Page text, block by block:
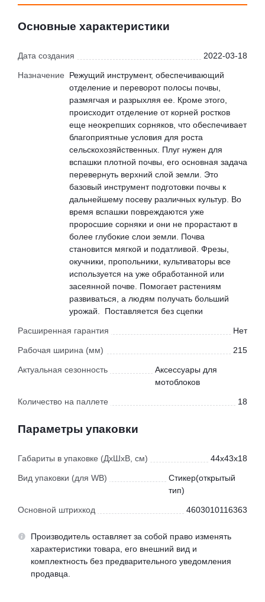
Основные характеристики
Дата создания 2022-03-18
Назначение
Режущий инструмент, обеспечивающий
отделение и переворот полосы почвы,
размягчая и разрыхляя ее. Кроме этого,
происходит отделение от корней ростков
еще неокрепших сорняков, что обеспечивает
благоприятные условия для роста
сельскохозяйственных. Плуг нужен для
вспашки плотной почвы, его основная задача
перевернуть верхний слой земли. Это
базовый инструмент подготовки почвы к
дальнейшему посеву различных культур. Во
время вспашки повреждаются уже
проросшие сорняки и они не прорастают в
более глубокие слои земли. Почва
становится мягкой и податливой. Фрезы,
окучники, пропольники, культиваторы все
используется на уже обработанной или
засеянной почве. Помогает растениям
развиваться, а людям получать больший
урожай. Поставляется без сцепки
Расширенная гарантия Нет
Рабочая ширина (мм) 215
Актуальная сезонность
Аксессуары для
мотоблоков
Количество на паллете 18
Параметры упаковки
Габариты в упаковке (ДхШхВ, см) 44x43x18
Вид упаковки (для WB)
Стикер(открытый
тип)
Основной штрихкод 4603010116363
Производитель оставляет за собой право изменять
характеристики товара, его внешний вид и
комплектность без предварительного уведомления
продавца.